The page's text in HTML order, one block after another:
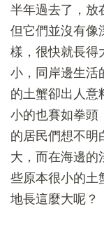
半年過去了，放
但它們並沒有像
樣，很快就長得
小，同岸邊生活
的土蟹卻出人意
小的也賽如拳頭
的居民們想不明
大，而在海邊的
些原本很小的土
地長這麼大呢？